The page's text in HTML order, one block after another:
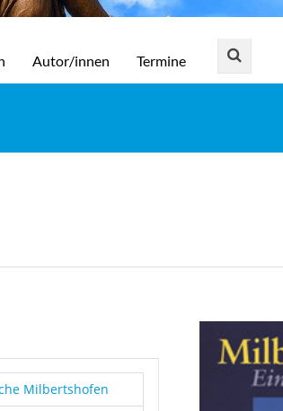
Autor/innen Termine
Milbertshofen